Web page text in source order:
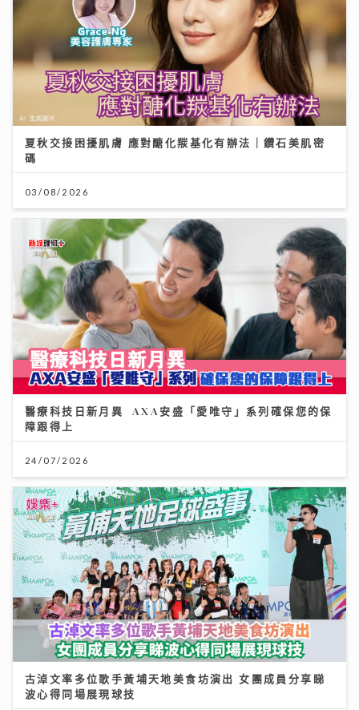
夏秋交接困擾肌膚 應對醣化羰基化有辦法｜鑽石美肌密
碼
03/08/2026
醫療科技日新月異 AXA安盛「愛唯守」系列確保您的保
障跟得上
24/07/2026
古淖文率多位歌手黃埔天地美食坊演出 女團成員分享睇
波心得同場展現球技